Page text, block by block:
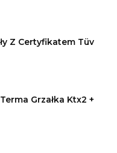
Z Certyfikatem Tüv
Grzałka Ktx2 +